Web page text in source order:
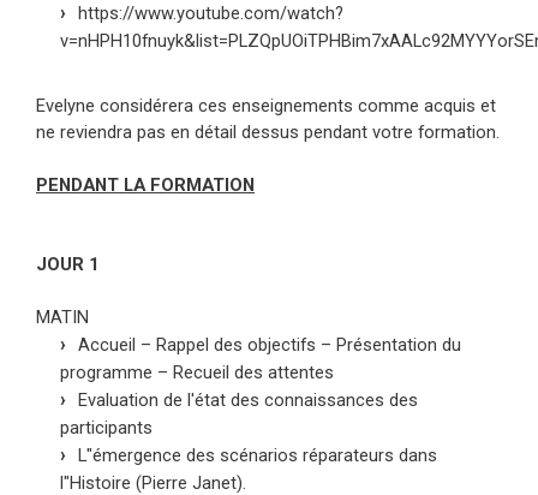
https://www.youtube.com/watch?
Evelyne considérera ces enseignements comme acquis et
ne reviendra pas en détail dessus pendant votre formation.
PENDANT LA FORMATION
JOUR 1
MATIN
Accueil – Rappel des objectifs – Présentation du
programme – Recueil des attentes
Evaluation de l'état des connaissances des
participants
L"émergence des scénarios réparateurs dans
l"Histoire (Pierre Janet).